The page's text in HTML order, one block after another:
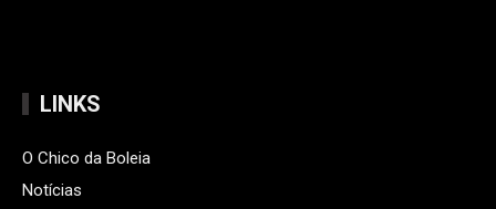
LINKS
O Chico da Boleia
Notícias